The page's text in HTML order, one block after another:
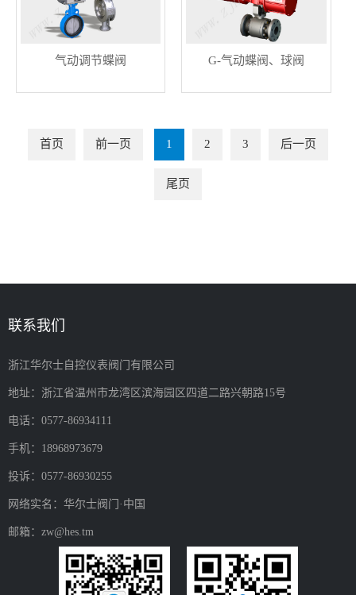
气动调节蝶阀 G-气动蝶阀、球阀
首页 前一页 1 2 3 后一页
尾页
联系我们
浙江华尔士自控仪表阀门有限公司
地址：浙江省温州市龙湾区滨海园区四道二路兴朝路15号
电话：0577-86934111
手机：18968973679
投诉：0577-86930255
网络实名：华尔士阀门·中国
邮箱：zw@hes.tm